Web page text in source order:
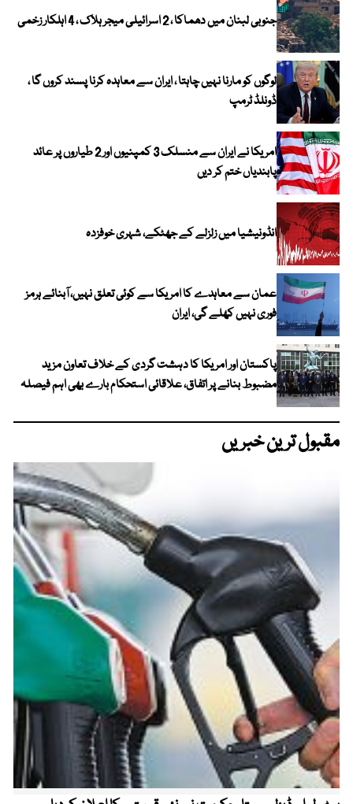
جنوبی لبنان میں دھماکا ، 2 اسرائیلی میجر ہلاک ، 4 اہلکار زخمی
لوگوں کو مارنا نہیں چاہتا ، ایران سے معاہدہ کرنا پسند کروں گا ،
ڈونلڈ ٹرمپ
امریکا نے ایران سے منسلک 3 کمپنیوں اور 2 طیاروں پر عائد
پابندیاں ختم کر دیں
انڈونیشیا میں زلزلے کے جھٹکے، شہری خوفزدہ
عمان سے معاہدے کا امریکا سے کوئی تعلق نہیں، آبنائے ہرمز
فوری نہیں کھلے گی، ایران
پاکستان اور امریکا کا دہشت گردی کے خلاف تعاون مزید
مضبوط بنانے پر اتفاق، علاقائی استحکام بارے بھی اہم فیصلہ
مقبول ترین خبریں